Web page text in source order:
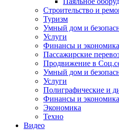
Строительство и
Туризм
Умный дом и
Услуги
Финансы и экономика
Пассажирские
Продвижение в
Умный дом и
Услуги
Полиграфические и
Финансы и экономика
Экономика
Техно
Видео